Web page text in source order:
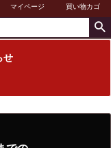
マイページ 買い物カゴ
せ